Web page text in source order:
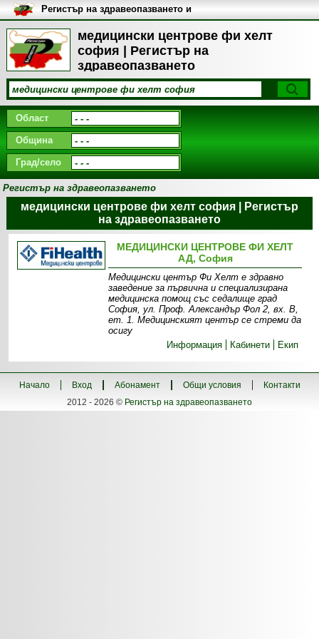
медицински центрове фи хелт
софия | Регистър на
здравеопазването
Регистър на здравеопазването и
медицинските заведения в
България
Област
Община
Град/село
Регистър на здравеопазването
медицински центрове фи хелт софия | Регистър
на здравеопазването
МЕДИЦИНСКИ ЦЕНТРОВЕ ФИ ХЕЛТ
АД, София
Медицински център Фи Хелт е здравно
заведение за първична и специализирана
медицинска помощ със седалище град
София, ул. Проф. Александър Фол 2, вх. В,
ет. 1. Медицинският център се стреми да
осигу
Информация
Кабинети Екип
Начало Вход Абонамент Общи условия
Контакти
2012 - 2026 © Регистър на здравеопазването